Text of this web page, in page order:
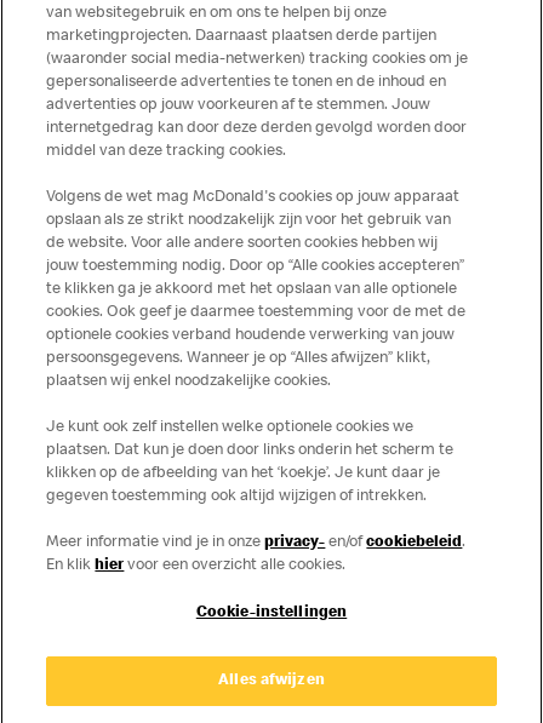
producten kunnen sporen bevatten van dierlijke
ingrediënten. McDonald’s streeft er naar om de
voedingswaarde- en allergeneninformatie altijd up to date
te houden. De verstrekte informatie is alleen van
toepassing op de in Nederland verkochte producten. Voor
meer informatie over voedingswaarden en allergenen kijk
op de McDonald's website of in de McDonald’s App.
Publicatiefouten voorbehouden.
Over ons
Services
Contact
Privacy Cookies
van websitegebruik en om ons te helpen bij onze
marketingprojecten. Daarnaast plaatsen derde partijen
(waaronder social media-netwerken) tracking cookies om je
gepersonaliseerde advertenties te tonen en de inhoud en
advertenties op jouw voorkeuren af te stemmen. Jouw
internetgedrag kan door deze derden gevolgd worden door
middel van deze tracking cookies.
Volgens de wet mag McDonald's cookies op jouw apparaat
opslaan als ze strikt noodzakelijk zijn voor het gebruik van
de website. Voor alle andere soorten cookies hebben wij
jouw toestemming nodig. Door op “Alle cookies accepteren”
te klikken ga je akkoord met het opslaan van alle optionele
cookies. Ook geef je daarmee toestemming voor de met de
optionele cookies verband houdende verwerking van jouw
persoonsgegevens. Wanneer je op “Alles afwijzen” klikt,
plaatsen wij enkel noodzakelijke cookies.
Je kunt ook zelf instellen welke optionele cookies we
plaatsen. Dat kun je doen door links onderin het scherm te
klikken op de afbeelding van het ‘koekje’. Je kunt daar je
gegeven toestemming ook altijd wijzigen of intrekken.
Meer informatie vind je in onzeprivacy- en/ofcookiebeleid.
En klikhier voor een overzicht alle cookies.
Cookie-instellingen
Alles afwijzen